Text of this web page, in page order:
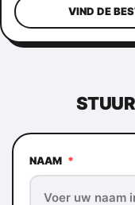
VIND DE
NAAM *